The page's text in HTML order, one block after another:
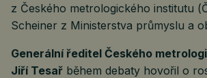
z Českého metrologického institutu
Scheiner z Ministerstva průmyslu a
Generální ředitel Českého
Jiří Tesař během debaty hovořil o